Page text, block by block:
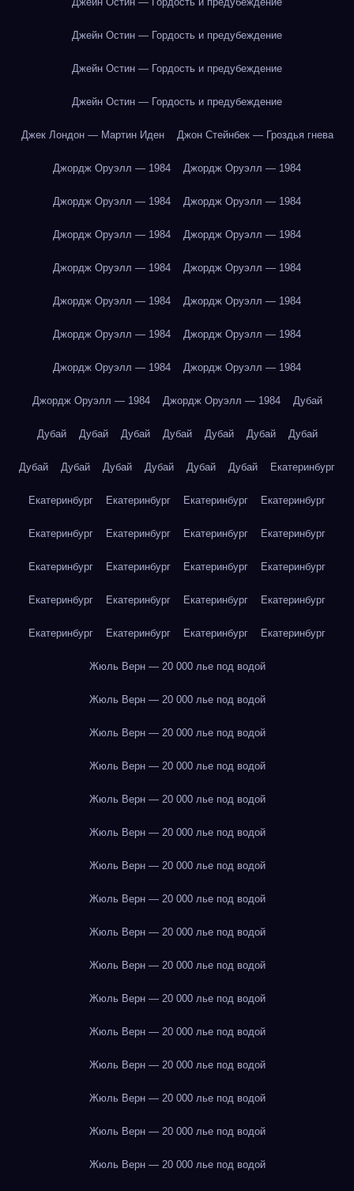
Джейн Остин — Гордость и предубеждение
Джейн Остин — Гордость и предубеждение
Джейн Остин — Гордость и предубеждение
Джек Лондон — Мартин Иден Джон Стейнбек — Гроздья гнева
Джордж Оруэлл — 1984 Джордж Оруэлл — 1984
Джордж Оруэлл — 1984 Джордж Оруэлл — 1984
Джордж Оруэлл — 1984 Джордж Оруэлл — 1984
Джордж Оруэлл — 1984 Джордж Оруэлл — 1984
Джордж Оруэлл — 1984 Джордж Оруэлл — 1984
Джордж Оруэлл — 1984 Джордж Оруэлл — 1984
Джордж Оруэлл — 1984 Джордж Оруэлл — 1984
Джордж Оруэлл — 1984 Джордж Оруэлл — 1984 Дубай
Дубай Дубай Дубай Дубай Дубай Дубай Дубай
Дубай Дубай Дубай Дубай Дубай Дубай Екатеринбург
Екатеринбург Екатеринбург Екатеринбург Екатеринбург
Екатеринбург Екатеринбург Екатеринбург Екатеринбург
Екатеринбург Екатеринбург Екатеринбург Екатеринбург
Екатеринбург Екатеринбург Екатеринбург Екатеринбург
Екатеринбург Екатеринбург Екатеринбург Екатеринбург
Жюль Верн — 20 000 лье под водой
Жюль Верн — 20 000 лье под водой
Жюль Верн — 20 000 лье под водой
Жюль Верн — 20 000 лье под водой
Жюль Верн — 20 000 лье под водой
Жюль Верн — 20 000 лье под водой
Жюль Верн — 20 000 лье под водой
Жюль Верн — 20 000 лье под водой
Жюль Верн — 20 000 лье под водой
Жюль Верн — 20 000 лье под водой
Жюль Верн — 20 000 лье под водой
Жюль Верн — 20 000 лье под водой
Жюль Верн — 20 000 лье под водой
Жюль Верн — 20 000 лье под водой
Жюль Верн — 20 000 лье под водой
Жюль Верн — 20 000 лье под водой